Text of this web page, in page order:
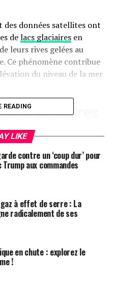
des données satellites ont
delacs glaciairesen
leurs rives gelées au
Ce phénomène contribue
du niveau de la mer
Glaciaires
nombre croissant de lacs
pas connus
par la fonte des glaciers,
cycle de l’eau et
fonte des glaciers est
d’eau dans ces
l’Inondation
READING
LIKE
contre un ‘coup dur’ pour
aux commandes
à effet de serre : La
radicalement de ses
en chute : explorez le
!